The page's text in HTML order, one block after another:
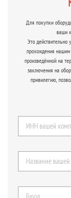
Для покупки
ваши
Это
прохождения
произведённой на
заключения на
привилегию,